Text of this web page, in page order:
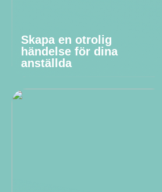
Skapa en otrolig
händelse för dina
anställda